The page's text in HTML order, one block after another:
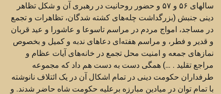
سالهای ۵۶ و ۵۷ و حضور روحانیت در رهبری آن و شکل تظاهر
دینی جنبش (بزرگداشت چله‌های کشته شدگان، تظاهرات و تجمع
در مساجد، امواج مردم در مراسم تاسوعا و عاشورا و عید قربان
و قدیر و فطر، و مراسم هفته‌ای دعاهای ندبه و کمیل و بخصوص
نمازهای جمعه و امنیت محل تجمع در خانه‌های آیات عظام و
مراجع تقلید . …) همگی دست به دست هم داد که مجموعه
طرفداران حکومت دینی در تمام اشکال آن در یک ائتلاف نانوشته
با تمام توان در میادین مبارزه برعلیه حکومت شاه حاضر شدند. و